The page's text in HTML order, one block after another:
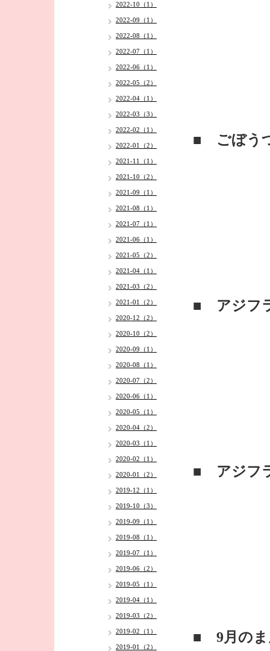
■ ごぼう
■ アジフ
■ アジフ
■ 9月のま
2022-10（1）
2022-09（1）
2022-08（1）
2022-07（1）
2022-06（1）
2022-05（2）
2022-04（1）
2022-03（3）
2022-02（1）
2022-01（2）
2021-11（1）
2021-10（2）
2021-09（1）
2021-08（1）
2021-07（1）
2021-06（1）
2021-05（2）
2021-04（1）
2021-03（2）
2021-01（2）
2020-12（2）
2020-10（2）
2020-09（1）
2020-08（1）
2020-07（2）
2020-06（1）
2020-05（1）
2020-04（2）
2020-03（1）
2020-02（1）
2020-01（2）
2019-12（1）
2019-10（3）
2019-09（1）
2019-08（1）
2019-07（1）
2019-06（2）
2019-05（1）
2019-04（1）
2019-03（2）
2019-02（1）
2019-01（2）